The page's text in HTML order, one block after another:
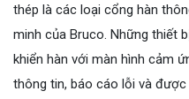
thép là các loại cổng hàn
minh của Bruco. Những thiết
khiển hàn với màn hình cảm
thông tin, báo cáo lỗi và